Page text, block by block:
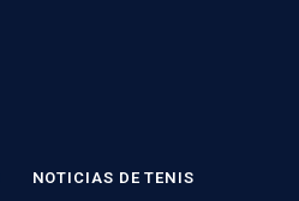
NOTICIAS DE TENIS